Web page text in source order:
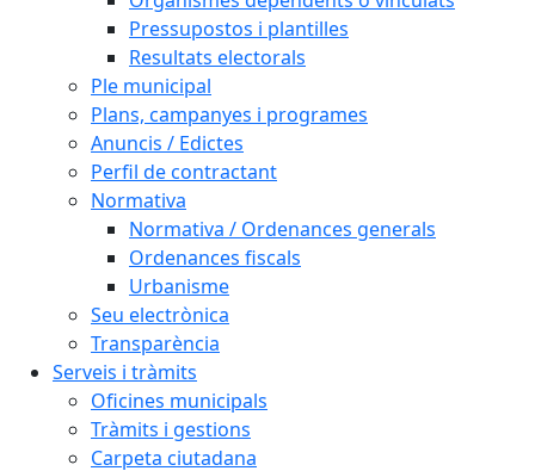
Pressupostos i plantilles
Resultats electorals
Ple municipal
Plans, campanyes i programes
Anuncis / Edictes
Perfil de contractant
Normativa
Normativa / Ordenances generals
Ordenances fiscals
Urbanisme
Seu electrònica
Transparència
Serveis i tràmits
Oficines municipals
Tràmits i gestions
Carpeta ciutadana